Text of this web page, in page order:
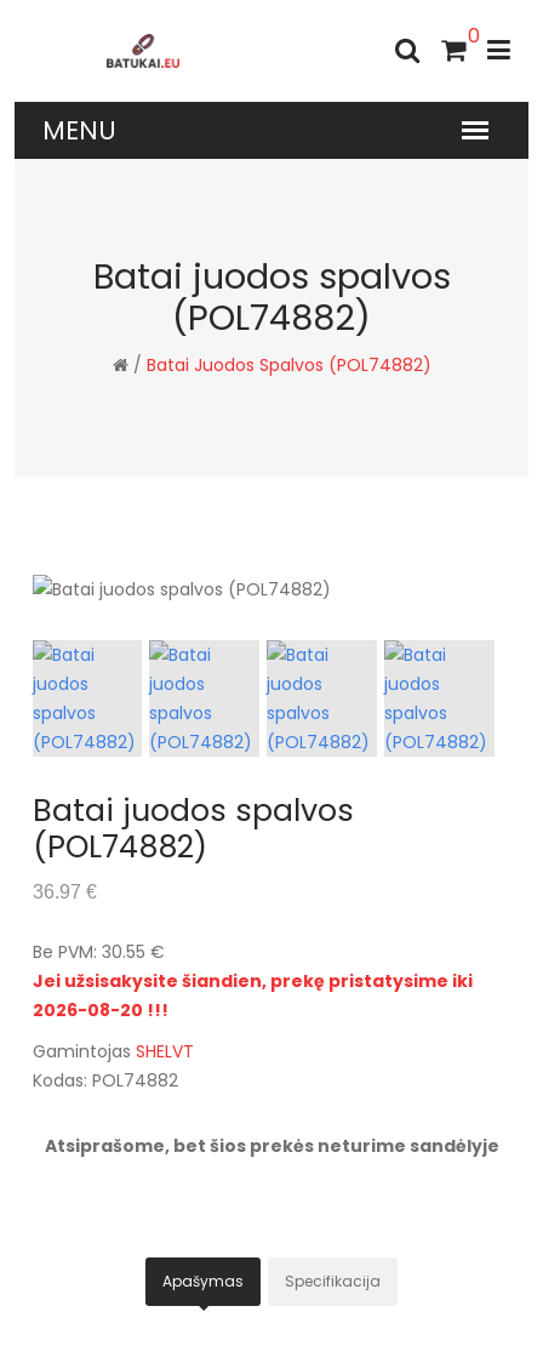
0
Batai juodos spalvos
(POL74882)
/ Batai Juodos Spalvos (POL74882)
Batai juodos spalvos
(POL74882)
36.97 €
Be PVM: 30.55 €
Jei užsisakysite šiandien, prekę pristatysime iki
2026-08-20 !!!
Gamintojas SHELVT
Kodas: POL74882
Atsiprašome, bet šios prekės neturime sandėlyje
Apašymas Specifikacija